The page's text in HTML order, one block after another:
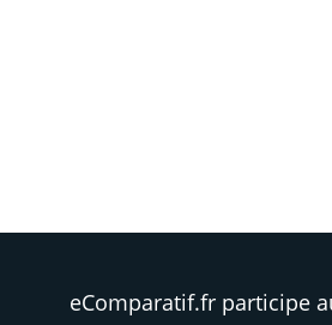
eComparatif.fr participe